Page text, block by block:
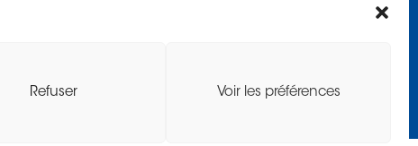
Refuser Voir les préférences